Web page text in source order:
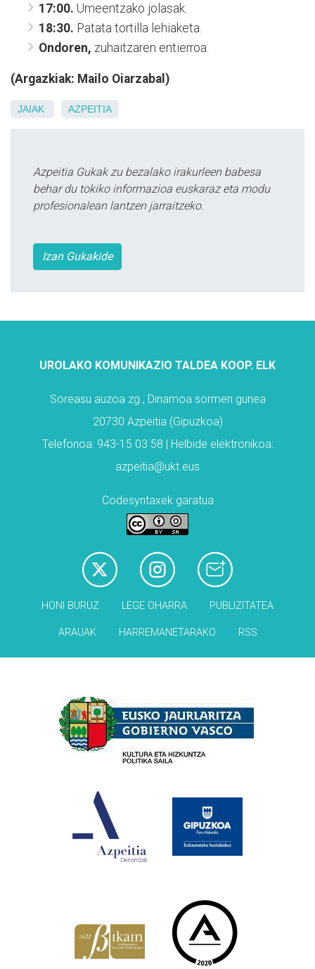
17:00. Umeentzako jolasak.
18:30. Patata tortilla lehiaketa.
Ondoren, zuhaitzaren entierroa.
(Argazkiak: Mailo Oiarzabal)
JAIAK AZPEITIA
Azpeitia Gukak zu bezalako irakurleen babesa
behar du tokiko informazioa euskaraz eta modu
profesionalean lantzen jarraitzeko.
Izan Gukakide
UROLAKO KOMUNIKAZIO TALDEA KOOP. ELK
Soreasu auzoa zg., Dinamoa sormen gunea
20730 Azpeitia (Gipuzkoa)
Telefonoa: 943-15 03 58 | Helbide elektronikoa:
azpeitia@ukt.eus
Codesyntaxek garatua
HONI BURUZ LEGE OHARRA PUBLIZITATEA
ARAUAK HARREMANETARAKO RSS